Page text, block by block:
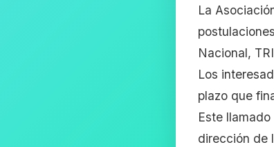
La
Nacional,
Los
plazo que
Este
dirección de